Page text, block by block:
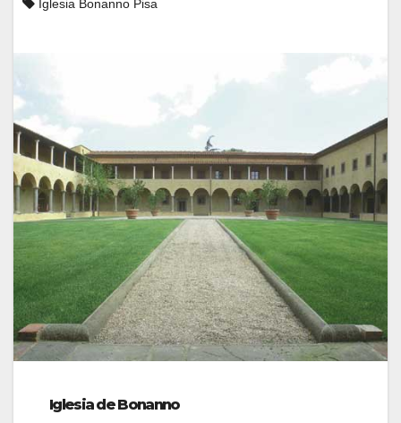
Iglesia Bonanno Pisa
Iglesia de Bonanno